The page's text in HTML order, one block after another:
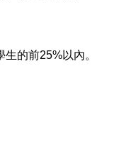
的前25%以內。